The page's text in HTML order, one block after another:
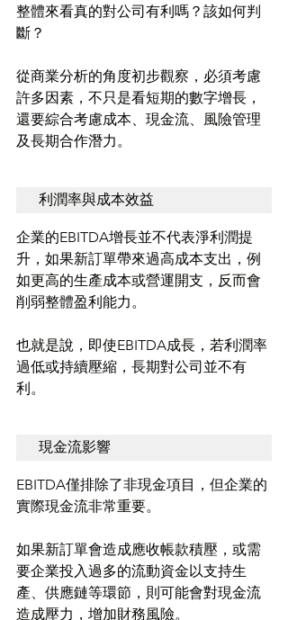
整體來看真的對公司有利嗎？該如何判
斷？
從商業分析的角度初步觀察，必須考慮
許多因素，不只是看短期的數字增長，
還要綜合考慮成本、現金流、風險管理
及長期合作潛力。
利潤率與成本效益
企業的EBITDA增長並不代表淨利潤提
升，如果新訂單帶來過高成本支出，例
如更高的生產成本或營運開支，反而會
削弱整體盈利能力。
也就是說，即使EBITDA成長，若利潤率
過低或持續壓縮，長期對公司並不有
利。
現金流影響
EBITDA僅排除了非現金項目，但企業的
實際現金流非常重要。
如果新訂單會造成應收帳款積壓，或需
要企業投入過多的流動資金以支持生
產、供應鏈等環節，則可能會對現金流
造成壓力，增加財務風險。